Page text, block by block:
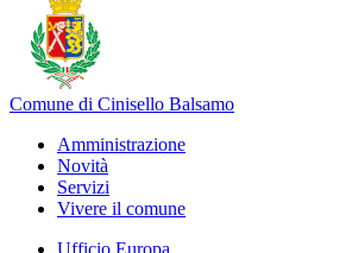
Comune di Cinisello Balsamo
Amministrazione
Novità
Servizi
Vivere il comune
Ufficio Europa